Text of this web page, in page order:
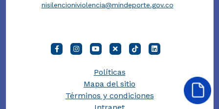
nisilencioniviolencia@mindeporte.gov.co
Políticas
Mapa del sitio
Términos y condiciones
Intranet